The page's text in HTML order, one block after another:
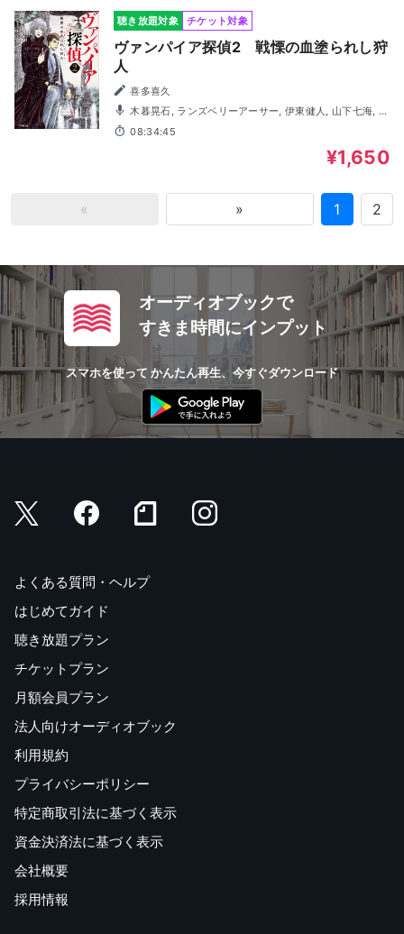
聴き放題対象 チケット対象
ヴァンパイア探偵2 戦慄の血塗られし狩
人
喜多喜久
木暮晃石, ランズベリーアーサー, 伊東健人, 山下七海, 江
田拓寛, 石井未紗, 堂坂晃三, 白石兼斗, 蒔村拓哉, 馬場惇平
08:34:45
¥1,650
« » 1 2
オーディオブックで
すきま時間にインプット
スマホを使って かんたん再生、今すぐダウンロード
よくある質問・ヘルプ
はじめてガイド
聴き放題プラン
チケットプラン
月額会員プラン
法人向けオーディオブック
利用規約
プライバシーポリシー
特定商取引法に基づく表示
資金決済法に基づく表示
会社概要
採用情報